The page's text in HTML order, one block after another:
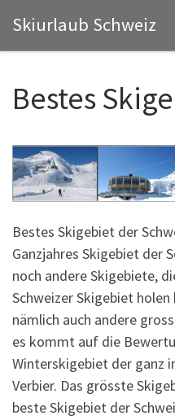
Zum Inhalt springen
Skiurlaub Schweiz
Bestes
Bestes Skigebiet der
Ganzjahres Skigebiet der
noch andere Skigebiete,
Schweizer Skigebiet
nämlich auch andere
es kommt auf die
Winterskigebiet der ganz
Verbier. Das grösste
beste Skigebiet der